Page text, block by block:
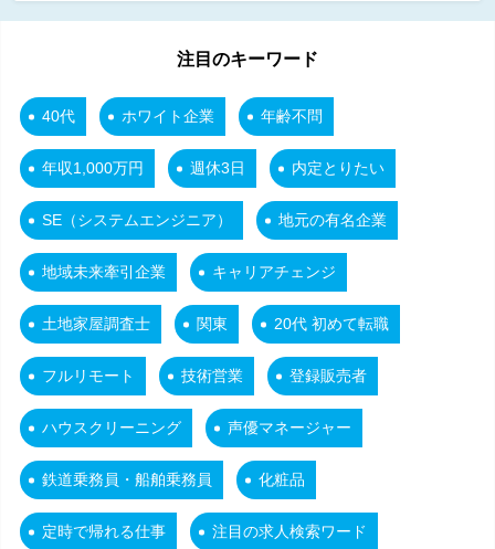
注目のキーワード
40代 ホワイト企業 年齢不問
年収1,000万円 週休3日 内定とりたい
SE（システムエンジニア） 地元の有名企業
地域未来牽引企業 キャリアチェンジ
土地家屋調査士 関東 20代 初めて転職
フルリモート 技術営業 登録販売者
ハウスクリーニング 声優マネージャー
鉄道乗務員・船舶乗務員 化粧品
定時で帰れる仕事 注目の求人検索ワード